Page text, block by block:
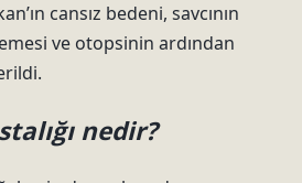
cansız bedeni, savcının
ve otopsinin ardından
nedir?